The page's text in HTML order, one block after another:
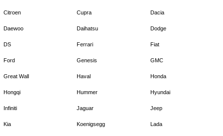
Citroen Cupra Dacia
Daewoo Daihatsu Dodge
DS Ferrari Fiat
Ford Genesis GMC
Great Wall Haval Honda
Hongqi Hummer Hyundai
Infiniti Jaguar Jeep
Kia Koenigsegg Lada